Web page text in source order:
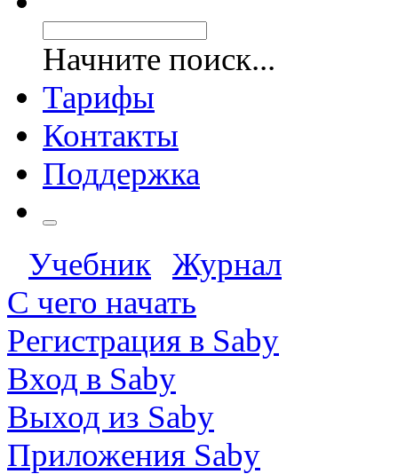
Начните поиск...
Тарифы
Контакты
Поддержка
Учебник
Журнал
С чего начать
Регистрация в Saby
Вход в Saby
Выход из Saby
Приложения Saby